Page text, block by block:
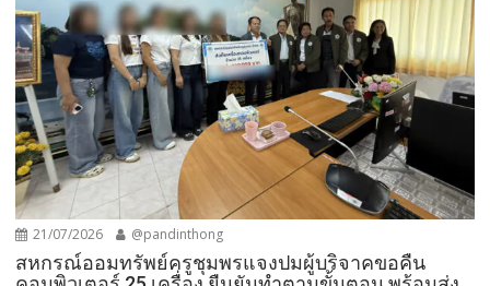
21/07/2026 @pandinthong
สหกรณ์ออมทรัพย์ครูชุมพรแจงปมผู้บริจาคขอคืน